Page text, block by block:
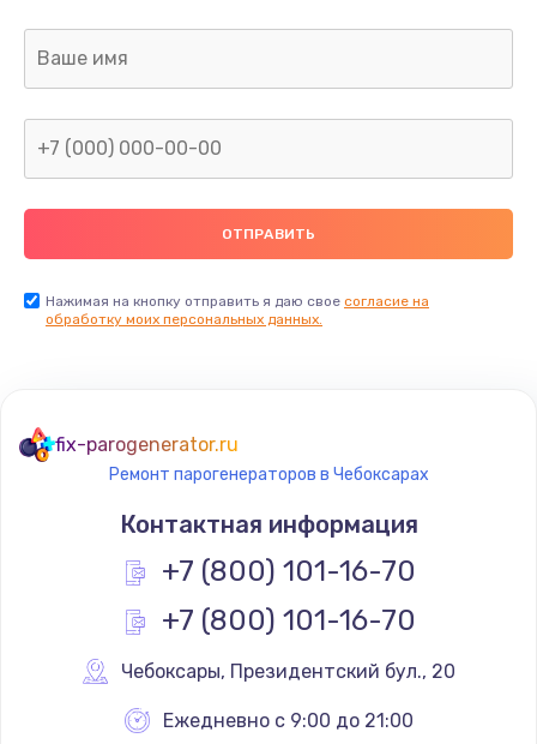
Заказать
Декальцинация
1200 руб.
Заказать
Ремонт привода варочного блока
4000 руб.
Заказать
Чистка устройства
Нажимая на кнопку отправить я даю свое согласие на
обработку моих персональных данных.
fix-parogenerator.ru
Ремонт парогенераторов в Чебоксарах
Контактная информация
+7 (800) 101-16-70
+7 (800) 101-16-70
Чебоксары, Президентский бул., 20
Ежедневно с 9:00 до 21:00